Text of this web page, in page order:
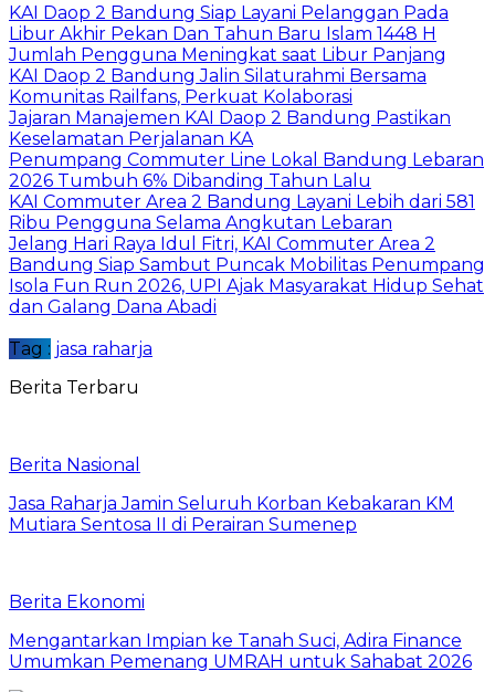
KAI Daop 2 Bandung Siap Layani Pelanggan Pada
Libur Akhir Pekan Dan Tahun Baru Islam 1448 H
Jumlah Pengguna Meningkat saat Libur Panjang
KAI Daop 2 Bandung Jalin Silaturahmi Bersama
Komunitas Railfans, Perkuat Kolaborasi
Jajaran Manajemen KAI Daop 2 Bandung Pastikan
Keselamatan Perjalanan KA
Penumpang Commuter Line Lokal Bandung Lebaran
2026 Tumbuh 6% Dibanding Tahun Lalu
KAI Commuter Area 2 Bandung Layani Lebih dari 581
Ribu Pengguna Selama Angkutan Lebaran
Jelang Hari Raya Idul Fitri, KAI Commuter Area 2
Bandung Siap Sambut Puncak Mobilitas Penumpang
Isola Fun Run 2026, UPI Ajak Masyarakat Hidup Sehat
dan Galang Dana Abadi
Tag : jasa raharja
Berita Terbaru
Berita Nasional
Jasa Raharja Jamin Seluruh Korban Kebakaran KM
Mutiara Sentosa II di Perairan Sumenep
Berita Ekonomi
Mengantarkan Impian ke Tanah Suci, Adira Finance
Umumkan Pemenang UMRAH untuk Sahabat 2026